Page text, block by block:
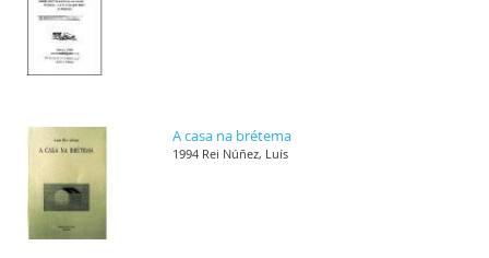
A casa na brétema
1994 Rei Núñez, Luís